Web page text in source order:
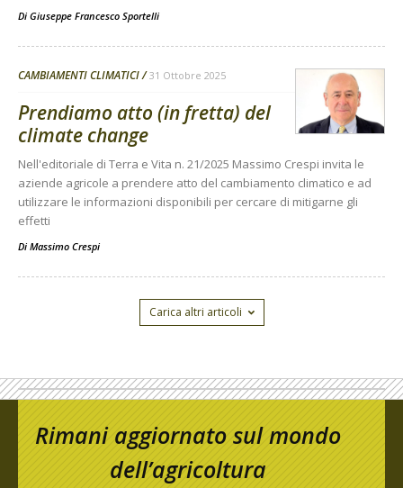
Di Giuseppe Francesco Sportelli
CAMBIAMENTI CLIMATICI 31 Ottobre 2025
Prendiamo atto (in fretta) del
climate change
Nell'editoriale di Terra e Vita n. 21/2025 Massimo Crespi invita le
aziende agricole a prendere atto del cambiamento climatico e ad
utilizzare le informazioni disponibili per cercare di mitigarne gli
effetti
Di Massimo Crespi
Carica altri articoli
Rimani aggiornato sul mondo
dell’agricoltura